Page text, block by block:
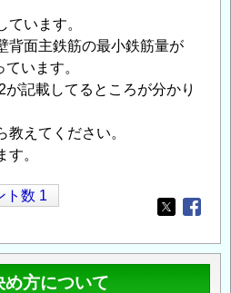
ています。
背面主鉄筋の最小鉄筋量が
います。
記載してるところが分かり
えてください。
。
ト数 1
Opens in
方について